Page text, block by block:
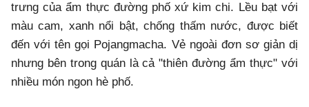
trưng của ẩm thực đường phố xứ kim chi. Lều bạt với
màu cam, xanh nổi bật, chống thấm nước, được biết
đến với tên gọi Pojangmacha. Vẻ ngoài đơn sơ giản dị
nhưng bên trong quán là cả "thiên đường ẩm thực" với
nhiều món ngon hè phố.